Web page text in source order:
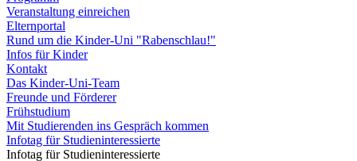
Veranstaltung einreichen
Elternportal
Rund um die Kinder-Uni "Rabenschlau!"
Infos für Kinder
Kontakt
Das Kinder-Uni-Team
Freunde und Förderer
Frühstudium
Mit Studierenden ins Gespräch kommen
Infotag für Studieninteressierte
Infotag für Studieninteressierte